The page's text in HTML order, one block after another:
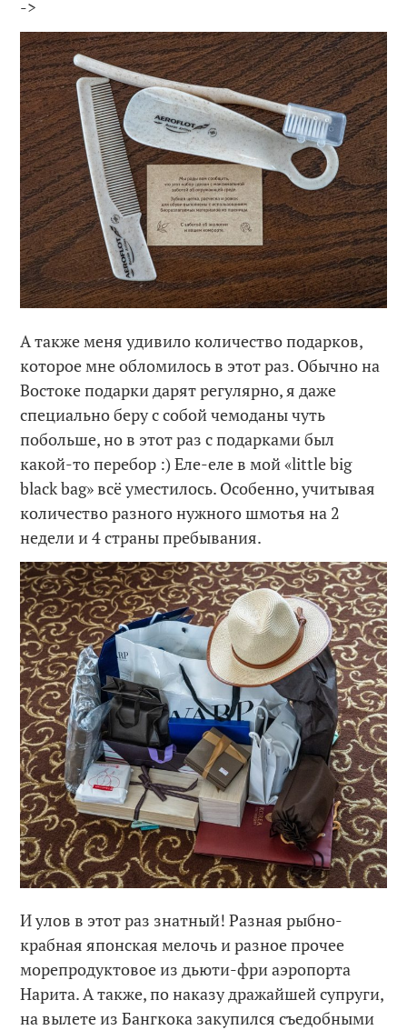
->
А также меня удивило количество подарков,
которое мне обломилось в этот раз. Обычно на
Востоке подарки дарят регулярно, я даже
специально беру с собой чемоданы чуть
побольше, но в этот раз с подарками был
какой-то перебор :) Еле-еле в мой «little big
black bag» всё уместилось. Особенно, учитывая
количество разного нужного шмотья на 2
недели и 4 страны пребывания.
И улов в этот раз знатный! Разная рыбно-
крабная японская мелочь и разное прочее
морепродуктовое из дьюти-фри аэропорта
Нарита. А также, по наказу дражайшей супруги,
на вылете из Бангкока закупился съедобными